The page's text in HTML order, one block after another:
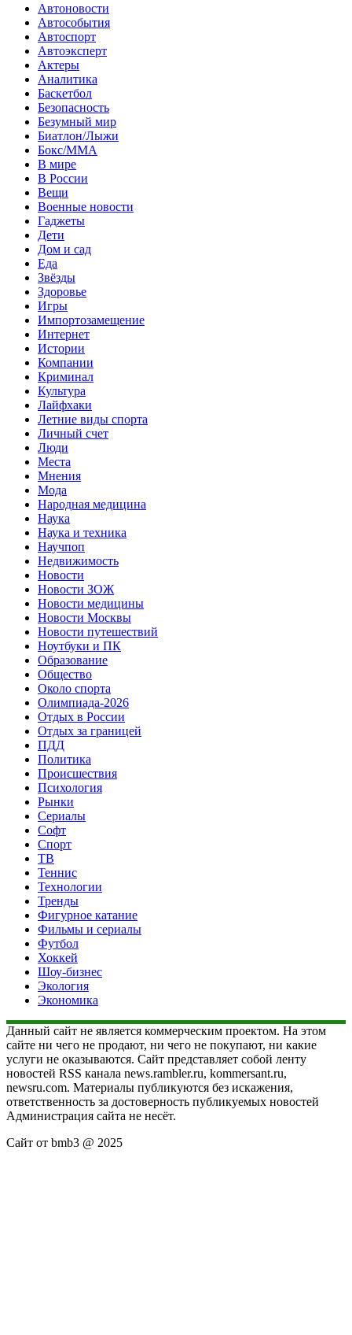
Автоновости
Автособытия
Автоспорт
Автоэксперт
Актеры
Аналитика
Баскетбол
Безопасность
Безумный мир
Биатлон/Лыжи
Бокс/MMA
В мире
В России
Вещи
Военные новости
Гаджеты
Дети
Дом и сад
Еда
Звёзды
Здоровье
Игры
Импортозамещение
Интернет
Истории
Компании
Криминал
Культура
Лайфхаки
Летние виды спорта
Личный счет
Люди
Места
Мнения
Мода
Народная медицина
Наука
Наука и техника
Научпоп
Недвижимость
Новости
Новости ЗОЖ
Новости медицины
Новости Москвы
Новости путешествий
Ноутбуки и ПК
Образование
Общество
Около спорта
Олимпиада-2026
Отдых в России
Отдых за границей
ПДД
Политика
Происшествия
Психология
Рынки
Сериалы
Софт
Спорт
ТВ
Теннис
Технологии
Тренды
Фигурное катание
Фильмы и сериалы
Футбол
Хоккей
Шоу-бизнес
Экология
Экономика
Данный сайт не является коммерческим проектом. На этом
сайте ни чего не продают, ни чего не покупают, ни какие
услуги не оказываются. Сайт представляет собой ленту
новостей RSS канала news.rambler.ru, kommersant.ru,
newsru.com. Материалы публикуются без искажения,
ответственность за достоверность публикуемых новостей
Администрация сайта не несёт.
Сайт от bmb3 @ 2025